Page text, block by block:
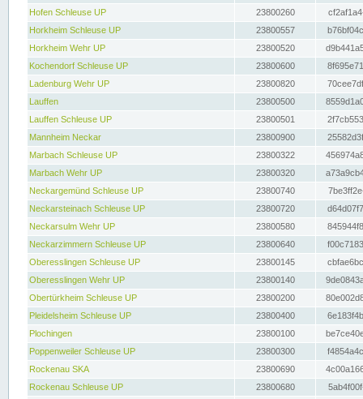
Hofen Schleuse UP
23800260
Horkheim Schleuse UP
23800557
Horkheim Wehr UP
23800520
Kochendorf Schleuse UP
23800600
Ladenburg Wehr UP
23800820
Lauffen
23800500
Lauffen Schleuse UP
23800501
Mannheim Neckar
23800900
Marbach Schleuse UP
23800322
Marbach Wehr UP
23800320
Neckargemünd Schleuse UP
23800740
Neckarsteinach Schleuse UP
23800720
Neckarsulm Wehr UP
23800580
Neckarzimmern Schleuse UP
23800640
Oberesslingen Schleuse UP
23800145
Oberesslingen Wehr UP
23800140
Obertürkheim Schleuse UP
23800200
Pleidelsheim Schleuse UP
23800400
Plochingen
23800100
Poppenweiler Schleuse UP
23800300
Rockenau SKA
23800690
Rockenau Schleuse UP
23800680